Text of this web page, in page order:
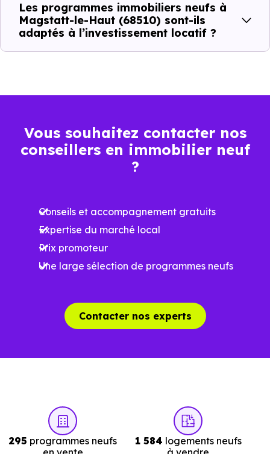
Prix
minimum
Prix
moyen
Prix
maximum
1 855 € /m²
2 565 €
/m²
3 684 € /m²
surface, les prestations et le stade d'avancement du
programme. Notre moteur de recherche vous permet
d'explorer et de filtrer l'ensemble des programmes
disponibles à Magstatt-le-Haut (68510) selon votre
Le parc résidentiel de Magstatt-le-Haut (68510) se
compose de 9 % d'appartements et 91 % de maisons, dont
indicateurs complémentaires : un marché de l'accession
et un potentiel locatif à prendre en compte, pour tout
projet d'investissement ou d'achat de résidence
Les programmes immobiliers neufs à
Magstatt-le-Haut (68510) sont-ils
adaptés à l’investissement locatif ?
Vous souhaitez contacter nos
conseillers en immobilier neuf
?
Conseils et accompagnement gratuits
Expertise du marché local
Prix promoteur
Une large sélection de programmes neufs
Contacter nos experts
295 programmes neufs
1 584 logements neufs